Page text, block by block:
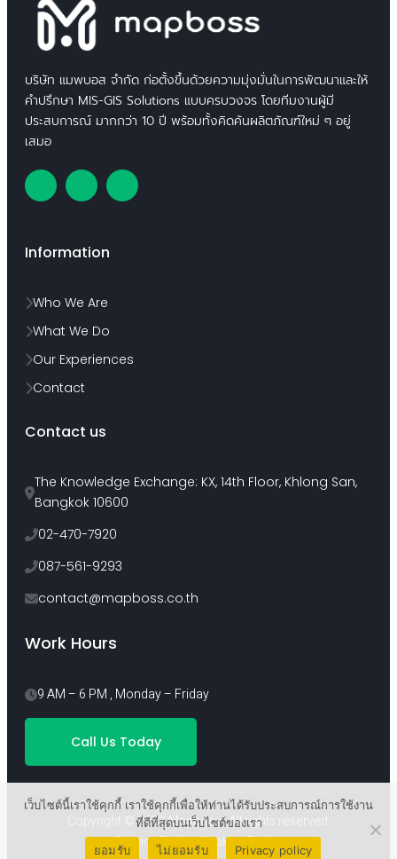
บริษัท แมพบอส จำกัด ก่อตั้งขึ้นด้วยความมุ่งมั่นในการพัฒนาและให้
คำปรึกษา MIS-GIS Solutions แบบครบวงจร โดยทีมงานผู้มี
ประสบการณ์ มากกว่า 10 ปี พร้อมทั้งคิดค้นผลิตภัณฑ์ใหม่ ๆ อยู่
เสมอ
Information
Who We Are
What We Do
Our Experiences
Contact
Contact us
The Knowledge Exchange: KX, 14th Floor, Khlong San,
Bangkok 10600
02-470-7920
087-561-9293
contact@mapboss.co.th
Work Hours
9 AM – 6 PM , Monday – Friday
Call Us Today
Copyright © 2022 Mapboss . All rights reserved.
Privacy Policy Cookies Policy
เว็บไซต์นี้เราใช้คุกกี้ เราใช้คุกกี้เพื่อให้ท่านได้รับประสบการณ์การใช้งาน
ที่ดีที่สุดบนเว็บไซต์ของเรา
ยอมรับ
ไม่ยอมรับ Privacy policy